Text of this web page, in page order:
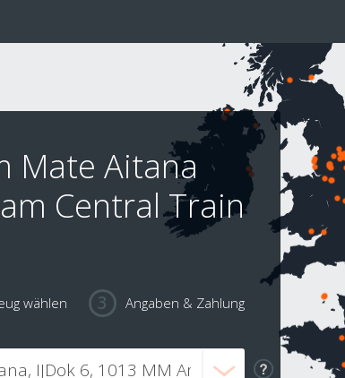
Mate Aitana
Central Train
wählen Angaben & Zahlung